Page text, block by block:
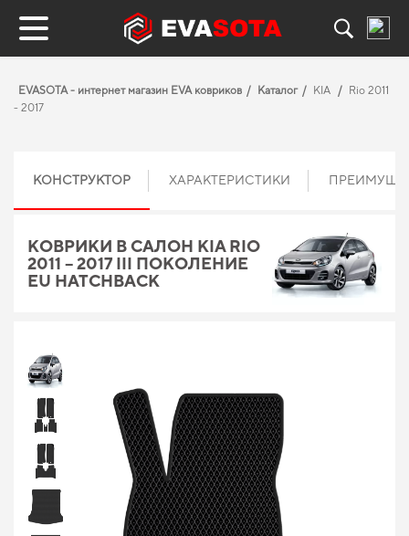
EVASOTA - интернет магазин EVA ковриков Каталог KIA
Rio 2011
- 2017
КОНСТРУКТОР ХАРАКТЕРИСТИКИ
КОВРИКИ В САЛОН KIA RIO
2011 – 2017 III ПОКОЛЕНИЕ
EU HATCHBACK